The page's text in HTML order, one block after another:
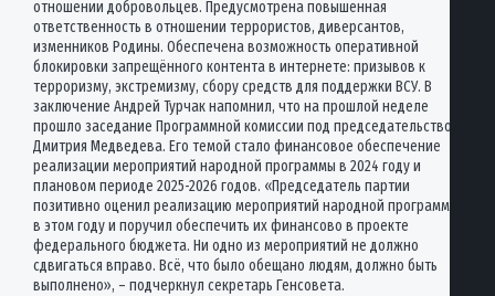
отношении добровольцев. Предусмотрена повышенная
ответственность в отношении террористов, диверсантов,
изменников Родины. Обеспечена возможность оперативной
блокировки запрещённого контента в интернете: призывов к
терроризму, экстремизму, сбору средств для поддержки ВСУ. В
заключение Андрей Турчак напомнил, что на прошлой неделе
прошло заседание Программной комиссии под председательством
Дмитрия Медведева. Его темой стало финансовое обеспечение
реализации мероприятий народной программы в 2024 году и
плановом периоде 2025-2026 годов. «Председатель партии
позитивно оценил реализацию мероприятий народной программы
в этом году и поручил обеспечить их финансово в проекте
федерального бюджета. Ни одно из мероприятий не должно
сдвигаться вправо. Всё, что было обещано людям, должно быть
выполнено», – подчеркнул секретарь Генсовета.